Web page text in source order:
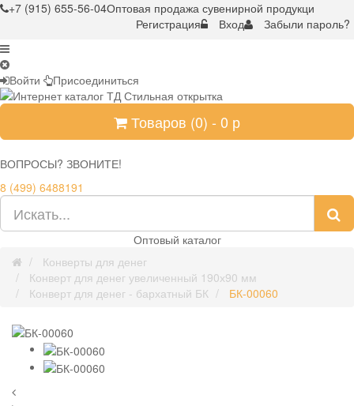
+7 (915) 655-56-04Оптовая продажа сувенирной продукци
Регистрация
Вход Забыли пароль?
Войти Присоединиться
Товаров (0) - 0 р
ВОПРОСЫ? ЗВОНИТЕ!
8 (499) 6488191
Оптовый каталог
Конверты для денег
Конверт для денег увеличенный 190х90 мм
Конверт для денег - бархатный БК
БК-00060